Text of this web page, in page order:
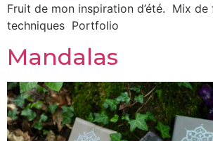
Fruit de mon inspiration d’été. Mix
techniques Portfolio
Mandalas